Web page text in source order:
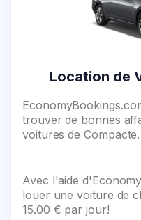
Location de
trouver de bonnes
voitures de Compacte.
Avec l'aide
louer une voiture de
15.00 € par jour!